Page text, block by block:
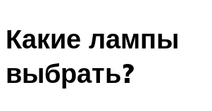
Какие лампы
выбрать?